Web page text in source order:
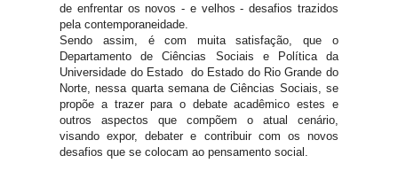
de enfrentar os novos - e velhos - desafios trazidos
pela contemporaneidade.
Sendo assim, é com muita satisfação, que o
Departamento de Ciências Sociais e Política da
Universidade do Estado do Estado do Rio Grande do
Norte, nessa quarta semana de Ciências Sociais, se
propõe a trazer para o debate acadêmico estes e
outros aspectos que compõem o atual cenário,
visando expor, debater e contribuir com os novos
desafios que se colocam ao pensamento social.